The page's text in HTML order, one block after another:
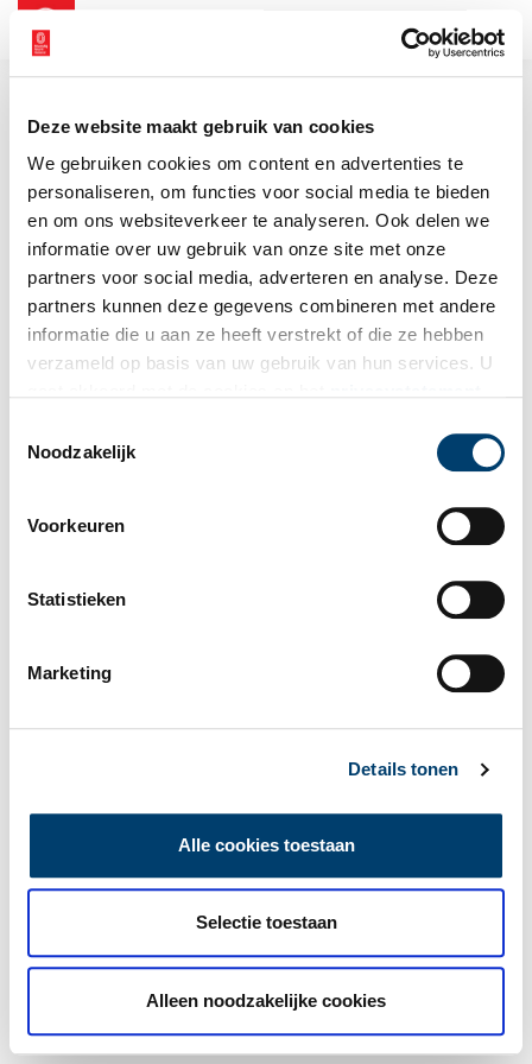
Deze website maakt gebruik van cookies
We gebruiken cookies om content en advertenties te
personaliseren, om functies voor social media te bieden
en om ons websiteverkeer te analyseren. Ook delen we
informatie over uw gebruik van onze site met onze
partners voor social media, adverteren en analyse. Deze
partners kunnen deze gegevens combineren met andere
informatie die u aan ze heeft verstrekt of die ze hebben
verzameld op basis van uw gebruik van hun services. U
Noodzakelijk
Voorkeuren
Statistieken
Marketing
Details tonen
Alle cookies toestaan
Selectie toestaan
Alleen noodzakelijke cookies